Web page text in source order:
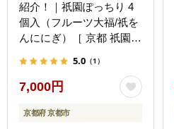
紹介！｜祇園ぽっちり 4
個入（フルーツ大福/祇を
んににぎ）［ 京都 祇園
すすめ フルーツ 果物 く
だもの おいしい 可愛い
いちご あまおう ぶどう
栗 ギフト プレゼント 贈
5.0 （1）
7,000円
京都府 京都市